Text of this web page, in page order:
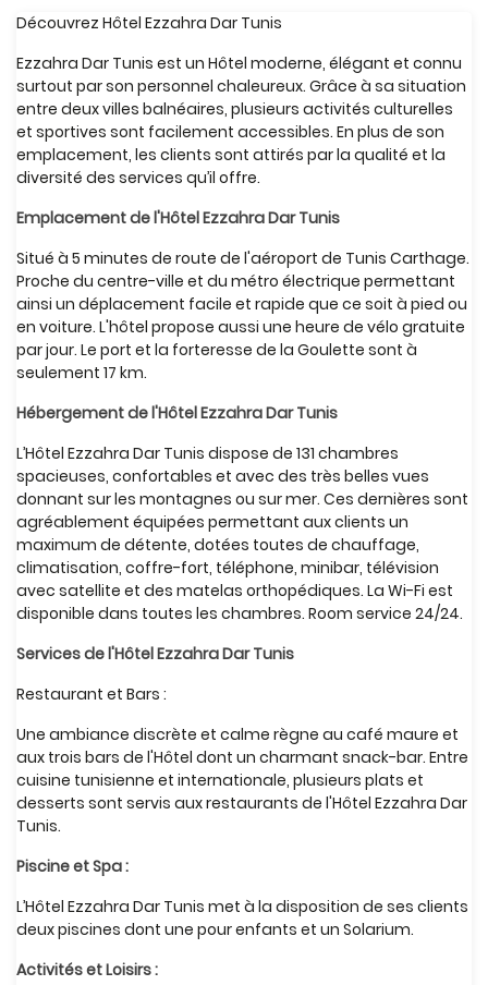
Découvrez Hôtel Ezzahra Dar Tunis
Ezzahra Dar Tunis est un Hôtel moderne, élégant et connu
surtout par son personnel chaleureux. Grâce à sa situation
entre deux villes balnéaires, plusieurs activités culturelles
et sportives sont facilement accessibles. En plus de son
emplacement, les clients sont attirés par la qualité et la
diversité des services qu’il offre.
Emplacement de l'Hôtel Ezzahra Dar Tunis
Situé à 5 minutes de route de l'aéroport de Tunis Carthage.
Proche du centre-ville et du métro électrique permettant
ainsi un déplacement facile et rapide que ce soit à pied ou
en voiture. L'hôtel propose aussi une heure de vélo gratuite
par jour. Le port et la forteresse de la Goulette sont à
seulement 17 km.
Hébergement de l'Hôtel Ezzahra Dar Tunis
L’Hôtel Ezzahra Dar Tunis dispose de 131 chambres
spacieuses, confortables et avec des très belles vues
donnant sur les montagnes ou sur mer. Ces dernières sont
agréablement équipées permettant aux clients un
maximum de détente, dotées toutes de chauffage,
climatisation, coffre-fort, téléphone, minibar, télévision
avec satellite et des matelas orthopédiques. La Wi-Fi est
disponible dans toutes les chambres. Room service 24/24.
Services de l'Hôtel Ezzahra Dar Tunis
Restaurant et Bars :
Une ambiance discrète et calme règne au café maure et
aux trois bars de l'Hôtel dont un charmant snack-bar. Entre
cuisine tunisienne et internationale, plusieurs plats et
desserts sont servis aux restaurants de l'Hôtel Ezzahra Dar
Tunis.
Piscine et Spa :
L’Hôtel Ezzahra Dar Tunis met à la disposition de ses clients
deux piscines dont une pour enfants et un Solarium.
Activités et Loisirs :